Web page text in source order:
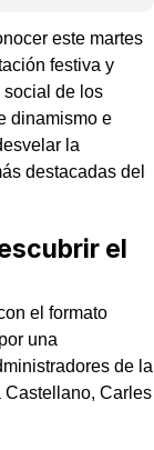
este martes
festiva y
social de los
dinamismo e
la
destacadas del
el
el formato
una
de la
Castellano, Carles